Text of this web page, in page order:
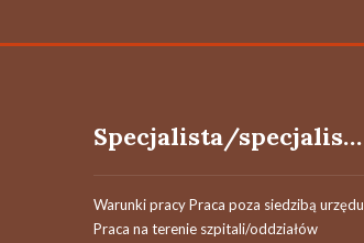
Specjalista/specjalistka
Warunki pracy Praca poza siedzibą urzędu
Praca na terenie szpitali/oddziałów